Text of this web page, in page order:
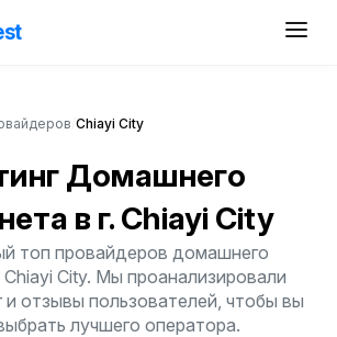
Chiayi City
Домашнего
в г. Chiayi City
топ провайдеров домашнего
Chiayi City. Мы проанализировали
и отзывы пользователей, чтобы вы
лучшего оператора.